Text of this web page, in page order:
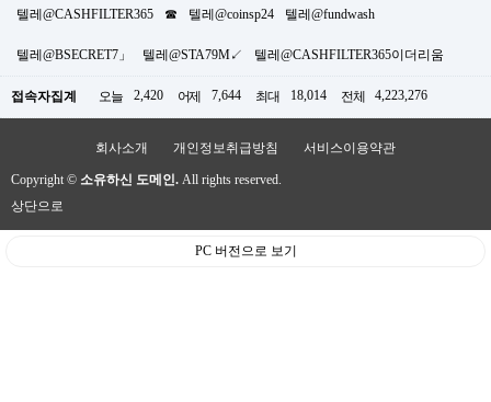
텔레@CASHFILTER365 ☎ 텔레@coinsp24 텔레@fundwash
텔레@BSECRET7」 텔레@STA79M↙ 텔레@CASHFILTER365이더리움
접속자집계 오늘 2,420 어제 7,644 최대 18,014 전체 4,223,276
회사소개 개인정보취급방침 서비스이용약관
Copyright © 소유하신 도메인. All rights reserved.
상단으로
PC 버전으로 보기